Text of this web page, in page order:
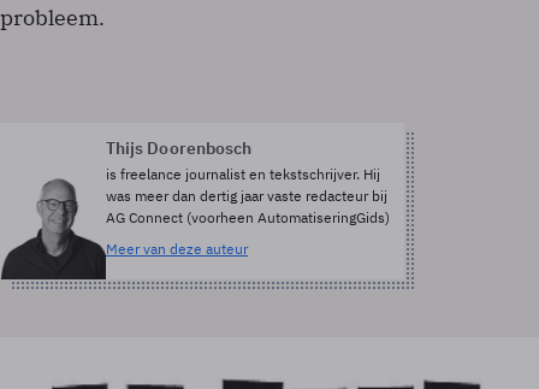
probleem.
Thijs Doorenbosch
is freelance journalist en tekstschrijver. Hij
was meer dan dertig jaar vaste redacteur bij
AG Connect (voorheen AutomatiseringGids)
Meer van deze auteur